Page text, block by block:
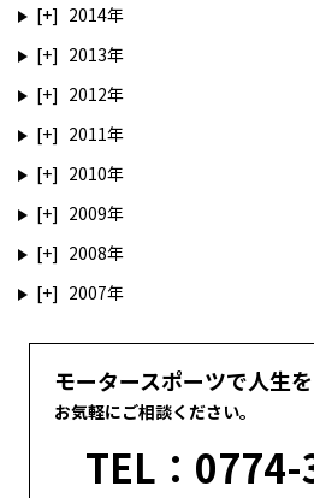
2014
2013
2012
2011
2010
2009
2008
2007
モータースポーツで人生
お気軽にご相談ください。
TEL：